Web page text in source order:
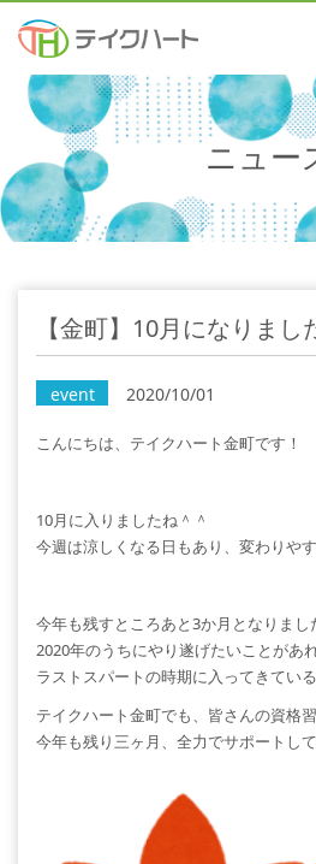
ニュー
【金町】10月になりまし
event 2020/10/01
こんにちは、テイクハート金町です！
10月に入りましたね＾＾
今週は涼しくなる日もあり、変わりや
今年も残すところあと3か月となりまし
2020年のうちにやり遂げたいことがあれ
ラストスパートの時期に入ってきてい
テイクハート金町でも、皆さんの資格
今年も残り三ヶ月、全力でサポートし